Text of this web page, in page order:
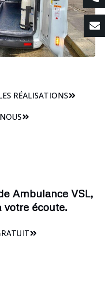
RÉALISATIONS
Ambulance VSL,
votre écoute.